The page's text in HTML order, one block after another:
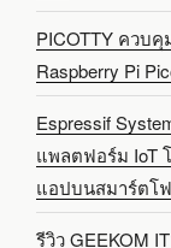
PICOTTY ควบ
Raspberry Pi
Espressif
แพลตฟอร์ม IoT
แอปบนสมาร์ตโ
รีวิว GEEKOM